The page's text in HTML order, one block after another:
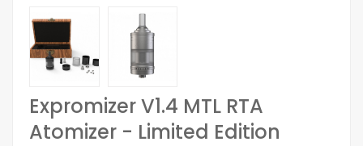
Expromizer V1.4 MTL RTA
Atomizer - Limited Edition